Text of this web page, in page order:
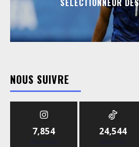
SÉLECTIONNEUR
NOUS SUIVRE
7,854
Abonnés
24,544
Abonnés